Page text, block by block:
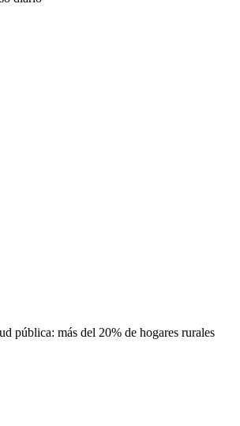
pública: más del 20% de hogares rurales